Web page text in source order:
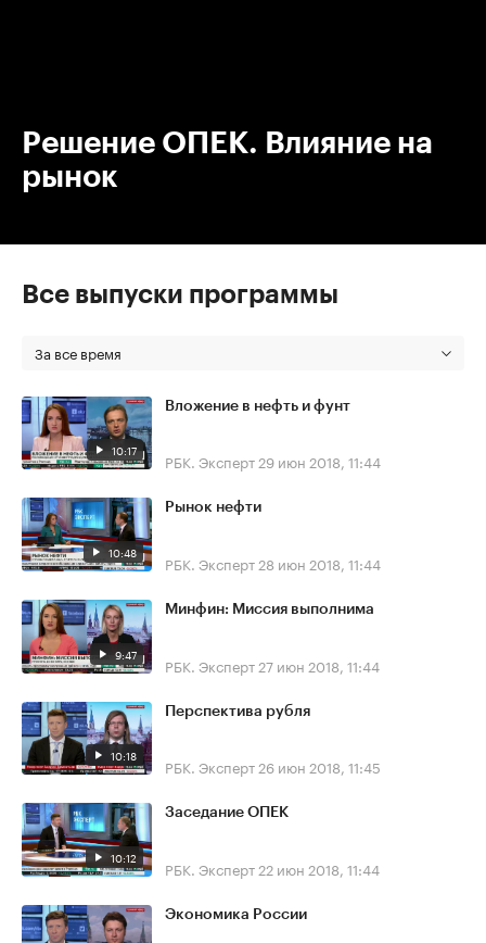
Решение ОПЕК. Влияние на
рынок
Все выпуски программы
За все время
10:17
Вложение в нефть и фунт
РБК. Эксперт 29 июн 2018, 11:44
10:48
Рынок нефти
РБК. Эксперт 28 июн 2018, 11:44
9:47
Минфин: Миссия выполнима
РБК. Эксперт 27 июн 2018, 11:44
10:18
Перспектива рубля
РБК. Эксперт 26 июн 2018, 11:45
10:12
Заседание ОПЕК
РБК. Эксперт 22 июн 2018, 11:44
Экономика России